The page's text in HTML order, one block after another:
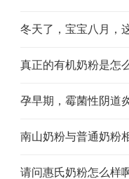
孕早期，霉菌性阴道
南山奶粉与普通奶粉
请问惠氏奶粉怎么样啊